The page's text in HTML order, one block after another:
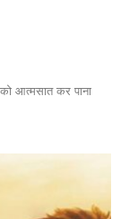
आत्मसात कर पाना